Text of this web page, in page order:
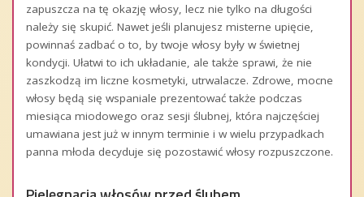
zapuszcza na tę okazję włosy, lecz nie tylko na długości
należy się skupić. Nawet jeśli planujesz misterne upięcie,
powinnaś zadbać o to, by twoje włosy były w świetnej
kondycji. Ułatwi to ich układanie, ale także sprawi, że nie
zaszkodzą im liczne kosmetyki, utrwalacze. Zdrowe, mocne
włosy będą się wspaniale prezentować także podczas
miesiąca miodowego oraz sesji ślubnej, która najczęściej
umawiana jest już w innym terminie i w wielu przypadkach
panna młoda decyduje się pozostawić włosy rozpuszczone.